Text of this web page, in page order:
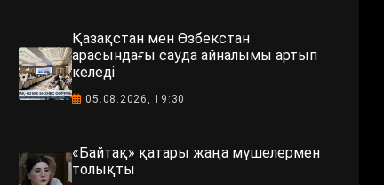
Қазақстан мен Өзбекстан
арасындағы сауда айналымы артып
келеді
05.08.2026, 19:30
«Байтақ» қатары жаңа мүшелермен
толықты